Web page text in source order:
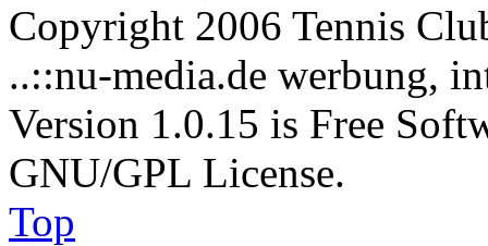
Copyright 2006 Tennis
..::nu-media.de werbung,
Version 1.0.15 is Free
GNU/GPL License.
Top